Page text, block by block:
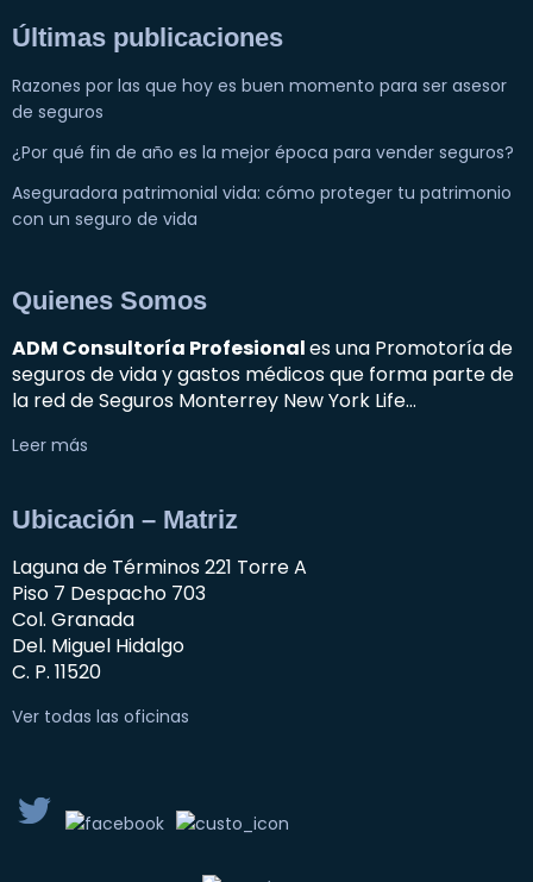
Últimas publicaciones
Razones por las que hoy es buen momento para ser asesor
de seguros
¿Por qué fin de año es la mejor época para vender seguros?
Aseguradora patrimonial vida: cómo proteger tu patrimonio
con un seguro de vida
Quienes Somos
ADM Consultoría Profesionales una Promotoría de
seguros de vida y gastos médicos que forma parte de
la red de Seguros Monterrey New York Life…
Leer más
Ubicación – Matriz
Laguna de Términos 221 Torre A
Piso 7 Despacho 703
Col. Granada
Del. Miguel Hidalgo
C. P. 11520
Ver todas las oficinas